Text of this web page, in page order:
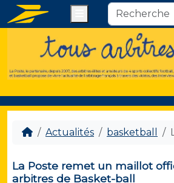
Actualités basketball
La Poste remet un maillot
arbitres de Basket-ball